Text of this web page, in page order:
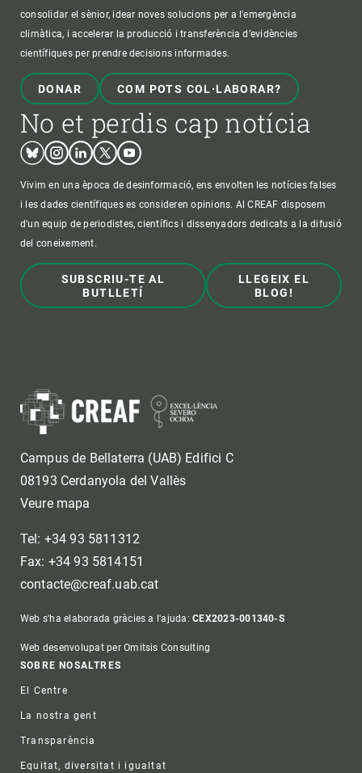
consolidar el sènior, idear noves solucions per a l'emergència
climàtica, i accelerar la producció i transferència d’evidències
científiques per prendre decisions informades.
DONAR COM POTS COL·LABORAR?
No et perdis cap notícia
BlueskyInstagram
LinkedinTwitterYoutube
Vivim en una època de desinformació, ens envolten les notícies falses
i les dades científiques es consideren opinions. Al CREAF disposem
d'un equip de periodistes, científics i dissenyadors dedicats a la difusió
del coneixement.
SUBSCRIU-TE AL
BUTLLETÍ
LLEGEIX EL
BLOG!
Campus de Bellaterra (UAB) Edifici C
08193 Cerdanyola del Vallès
Veure mapa
Tel: +34 93 5811312
Fax: +34 93 5814151
contacte@creaf.uab.cat
Web s'ha elaborada gràcies a l'ajuda:CEX2023-001340-S
Web desenvolupat per Omitsis Consulting
Footer
SOBRE NOSALTRES
El Centre
La nostra gent
Transparència
Equitat, diversitat i igualtat